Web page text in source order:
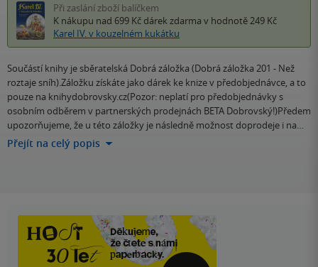
Při zaslání zboží balíčkem
K nákupu nad 699 Kč dárek zdarma v hodnotě 249 Kč
Karel IV. v kouzelném kukátku
Součástí knihy je sběratelská Dobrá záložka (Dobrá záložka 201 - Než
roztaje sníh).Záložku získáte jako dárek ke knize v předobjednávce, a to
pouze na knihydobrovsky.cz(Pozor: neplatí pro předobjednávky s
osobním odběrem v partnerských prodejnách BETA Dobrovský!)Předem
upozorňujeme, že u této záložky je následně možnost doprodeje i na…
Přejít na celý popis